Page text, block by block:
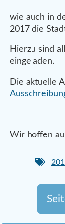
wie auch in
2017 die
Hierzu sind
eingeladen.
Die aktuelle
Wir hoffen